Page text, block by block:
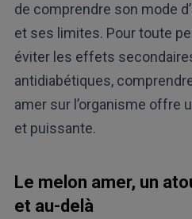
de comprendre son mode
et ses limites. Pour toute
éviter les effets
antidiabétiques,
amer sur l’organisme offre
et puissante.
Le melon amer, un
et au-delà